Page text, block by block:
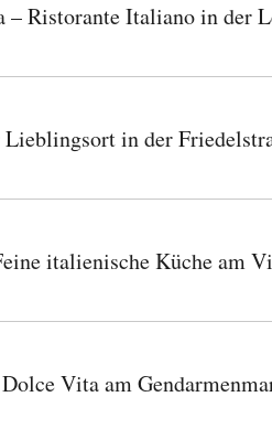
– Ristorante Italiano in der
in der
italienische Küche am
Vita am